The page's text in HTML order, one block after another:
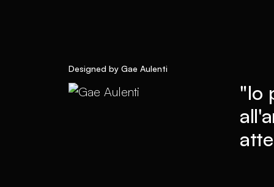
Designed by Gae Aulenti
"Io